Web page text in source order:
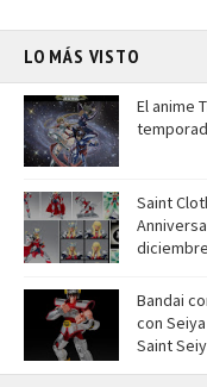
LO MÁS VISTO
El anime
Saint
Bandai
con
Saint